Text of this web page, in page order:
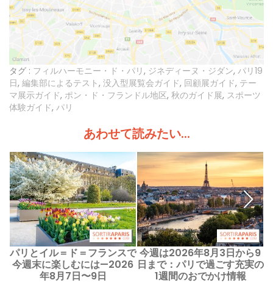
タグ : フィルハーモニー・ド・パリ, ジネディーヌ・ジダン, パリ19
日, 編集部によるテスト, 没入型展覧会ガイド, 回顧展ガイド, テー
マ展示ガイド, ポン・ド・フランドル地区, 秋のガイド展, スポーツ
体験ガイド, パリ
あわせて読みたい...
パリとイル＝ド＝フランスで
今週末に楽しむには—2026
年8月7日〜9日
今週は2026年8月3日から9
日まで：パリで過ごす充実の
1週間のおでかけ情報